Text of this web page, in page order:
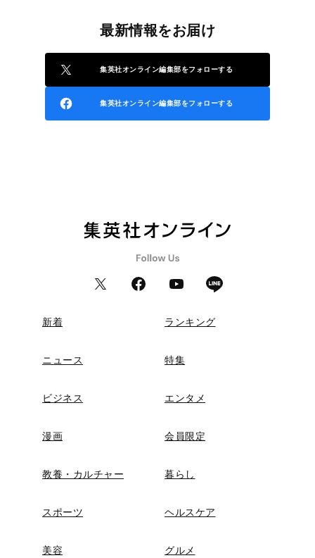
最新情報をお届け
集英社オンライン編集部をフォローする
集英社オンライン編集部をフォローする
新着 ランキング
ニュース 特集
ビジネス エンタメ
漫画 会員限定
教養・カルチャー 暮らし
スポーツ ヘルスケア
美容 グルメ